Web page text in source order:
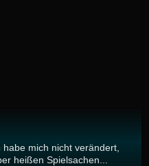
mich nicht verändert,
heißen Spielsachen...